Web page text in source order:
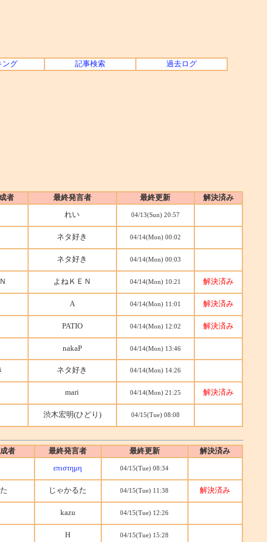
ング 記事検索 過去ログ
者 最終発言者 最終更新 解決済み
れい 04/13(Sun) 20:57
ネタ好き 04/14(Mon) 00:02
ネタ好き 04/14(Mon) 00:03
よねＫＥＮ 04/14(Mon) 10:21 解決済み
A 04/14(Mon) 11:01 解決済み
PATIO 04/14(Mon) 12:02 解決済み
nakaP 04/14(Mon) 13:46
ネタ好き 04/14(Mon) 14:26
mari 04/14(Mon) 21:25 解決済み
渋木宏明(ひどり) 04/15(Tue) 08:08
者 最終発言者 最終更新 解決済み
επιστημη 04/15(Tue) 08:34
じゃかるた 04/15(Tue) 11:38 解決済み
kazu 04/15(Tue) 12:26
H 04/15(Tue) 15:28